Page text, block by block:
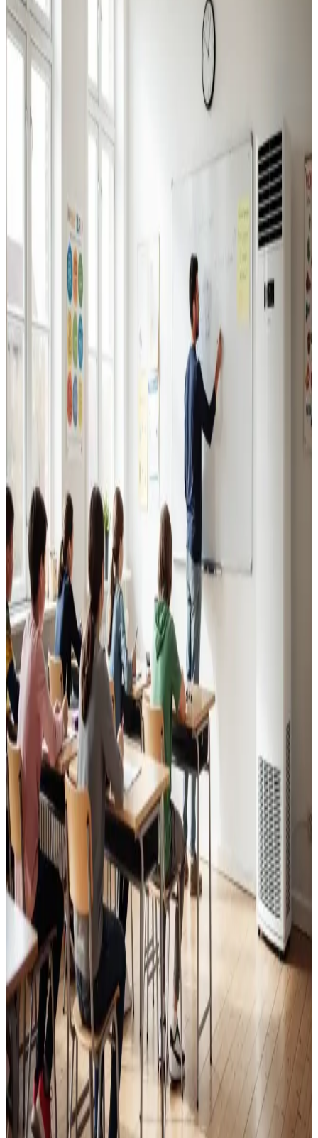
Industriventilation
Ventilation til fabrikker, haller og lagerbygninger i
Silkeborg. Professionel dimensionering.
Erhvervsventilation
Kontorer, klinikker, butikker og restauranter i Silkeborg.
Godt indeklima for alle.
Læs mere
Skoleventilation
Frisk luft og bedre koncentration i skoler og institutioner
i Silkeborg.
Læs mere